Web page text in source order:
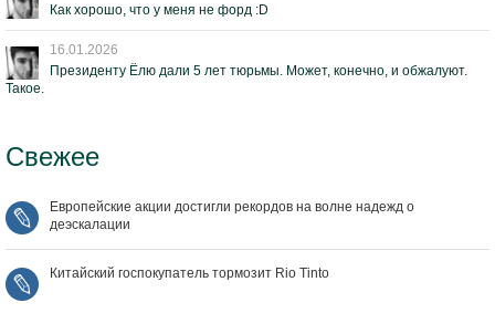
Как хорошо, что у меня не форд :D
16.01.2026
Президенту Ёлю дали 5 лет тюрьмы. Может, конечно, и обжалуют.
Такое.
Свежее
Европейские акции достигли рекордов на волне надежд о
деэскалации
Китайский госпокупатель тормозит Rio Tinto